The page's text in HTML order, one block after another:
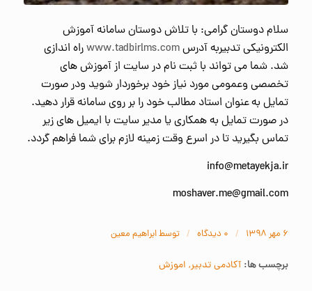
سلام دوستان گرامی: با تلاش دوستان سامانه آموزش
الکترونیکی تدبیربه آدرسwww.tadbirlms.comراه اندازی
شد. شما می تواند با ثبت نام در سایت از آموزش های
تخصصی وعمومی مورد نیاز خود برخوردار شوید ودر صورت
تمایل به عنوان استاد مطالب خود را بر روی سامانه قرار دهید.
در صورت تمایل به همکاری یا مدیر سایت با ایمیل های زیر
تماس بگیرید تا در اسرع وقت زمینه لازم برای شما فراهم گردد.
info@metayekja.ir
moshaver.me@gmail.com
۶ مهر ۱۳۹۸ / ۰ دیدگاه‌ / توسطابراهیم معین
برچسب ها: آکادمی تدبیر, اموزش